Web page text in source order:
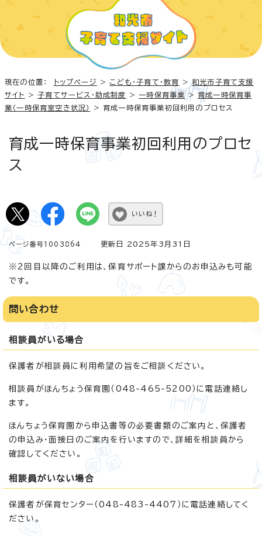
現在の位置： トップページ > こども・子育て・教育 >和光市子育て支援
サイト
>子育てサービス・助成制度 >一時保育事業>育成一時保育事
業（一時保育室空き状況）
> 育成一時保育事業初回利用のプロセス
育成一時保育事業初回利用のプロセ
ス
いいね！
ページ番号1003864 更新日 2025年3月31日
※2回目以降のご利用は、保育サポート課からのお申込みも可能
です。
問い合わせ
相談員がいる場合
保護者が相談員に利用希望の旨をご相談ください。
相談員がほんちょう保育園（048-465-5200）に電話連絡し
ます。
ほんちょう保育園から申込書等の必要書類のご案内と、保護者
の申込み・面接日のご案内を行いますので、詳細を相談員から
確認してください。
相談員がいない場合
保護者が保育センター（048-483-4407）に電話連絡してく
ださい。